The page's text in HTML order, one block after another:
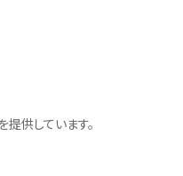
供しています。